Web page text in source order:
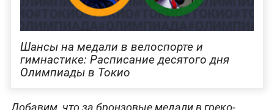
Шансы на медали в велоспорте и
гимнастике: Расписание десятого дня
Олимпиады в Токио
Добавим, что за бронзовые медали в греко-